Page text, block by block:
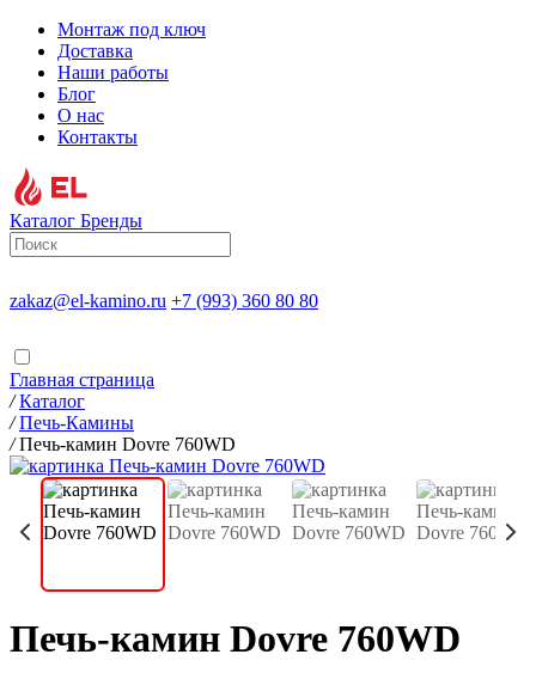
Монтаж под ключ
Доставка
Наши работы
Блог
О нас
Контакты
Каталог Бренды
zakaz@el-kamino.ru +7 (993) 360 80 80
Главная страница
/ Каталог
/ Печь-Камины
/ Печь-камин Dovre 760WD
Печь-камин Dovre 760WD